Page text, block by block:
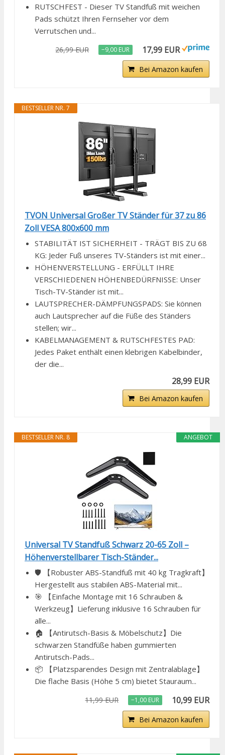
RUTSCHFEST - Dieser TV Standfuß mit weichen
Pads schützt Ihren Fernseher vor dem
Verrutschen und...
26,99 EUR −9,00 EUR 17,99 EUR
Bei Amazon kaufen
BESTSELLER NR. 7
TVON Universal Großer TV Ständer für 37 zu 86
Zoll VESA 800x600 mm
STABILITÄT IST SICHERHEIT - TRÄGT BIS ZU 68
KG: Jeder Fuß unseres TV-Ständers ist mit einer...
HÖHENVERSTELLUNG - ERFÜLLT IHRE
VERSCHIEDENEN HÖHENBEDÜRFNISSE: Unser
Tisch-TV-Ständer ist mit...
LAUTSPRECHER-DÄMPFUNGSPADS: Sie können
auch Lautsprecher auf die Füße des Ständers
stellen; wir...
KABELMANAGEMENT & RUTSCHFESTES PAD:
Jedes Paket enthält einen klebrigen Kabelbinder,
der die...
28,99 EUR
Bei Amazon kaufen
ANGEBOT
BESTSELLER NR. 8
Universal TV Standfuß Schwarz 20-65 Zoll –
Höhenverstellbarer Tisch-Ständer...
🛡️ 【Robuster ABS-Standfuß mit 40 kg Tragkraft】
Hergestellt aus stabilen ABS-Material mit...
🎯 【Einfache Montage mit 16 Schrauben &
Werkzeug】Lieferung inklusive 16 Schrauben für
alle...
🏠 【Antirutsch-Basis & Möbelschutz】Die
schwarzen Standfüße haben gummierten
Antirutsch-Pads...
📦 【Platzsparendes Design mit Zentralablage】
Die flache Basis (Höhe 5 cm) bietet Stauraum...
11,99 EUR −1,00 EUR 10,99 EUR
Bei Amazon kaufen